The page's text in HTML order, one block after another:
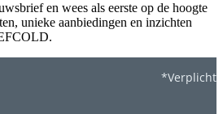
en wees als eerste op de hoogte
unieke aanbiedingen en inzichten
*Verplicht